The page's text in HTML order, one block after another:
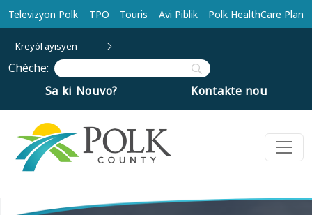
Ale nan kontni prensipal la
Televizyon Polk TPO Touris Avi Piblik Polk HealthCare Plan
Kreyòl ayisyen
Chèche:
Sa ki Nouvo?
Kontakte nou